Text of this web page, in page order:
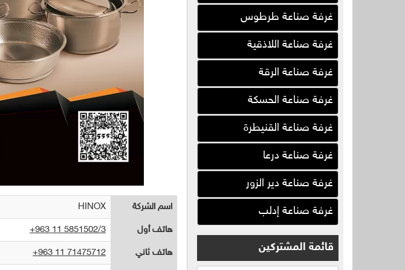
غرفة صناعة طرطوس
غرفة صناعة اللاذقية
غرفة صناعة الرقة
غرفة صناعة الحسكة
غرفة صناعة القنيطرة
غرفة صناعة درعا
غرفة صناعة دير الزور
غرفة صناعة إدلب
قائمة المشتركين
شركة بيتون أوتاد الجنوب
شركة البرج ( سوريا )
شركة جود للأتمتة والتحكم
شركة marble.W.G
مؤسسة محمد يحيى الخلف
البختيار لتصنيع المراجل البخارية
الغالول مصنع عادل الغالول
قلفوني للطاقات المتجددة
مؤسسة الخير للصناعة والتجارة
مؤسسة منير كعدان
اسم الشركة HINOX
هاتف أول +963 11 5851502/3
هاتف ثاني +963 11 71475712